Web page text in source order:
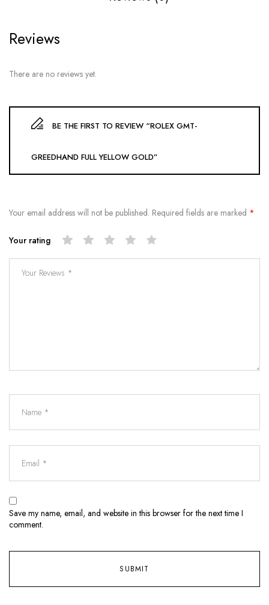
Reviews
There are no reviews yet.
BE THE FIRST TO REVIEW “ROLEX GMT-
GREEDHAND FULL YELLOW GOLD”
Your email address will not be published. Required fields are marked *
Your rating
Save my name, email, and website in this browser for the next time I
comment.